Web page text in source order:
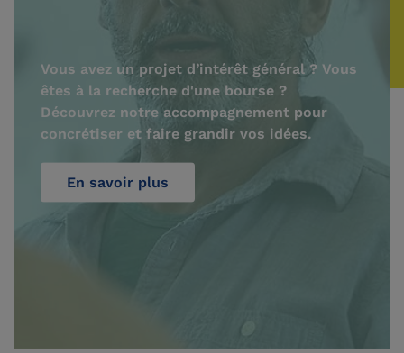
Vous avez un projet d’intérêt général ? Vous
êtes à la recherche d'une bourse ?
Découvrez notre accompagnement pour
concrétiser et faire grandir vos idées.
En savoir plus